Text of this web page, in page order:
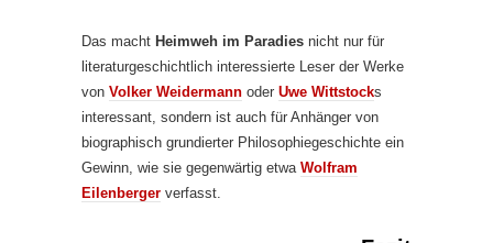
Das macht Heimweh im Paradies nicht nur für
literaturgeschichtlich interessierte Leser der Werke
von Volker Weidermann oder Uwe Wittstocks
interessant, sondern ist auch für Anhänger von
biographisch grundierter Philosophiegeschichte ein
Gewinn, wie sie gegenwärtig etwa Wolfram
Eilenberger verfasst.